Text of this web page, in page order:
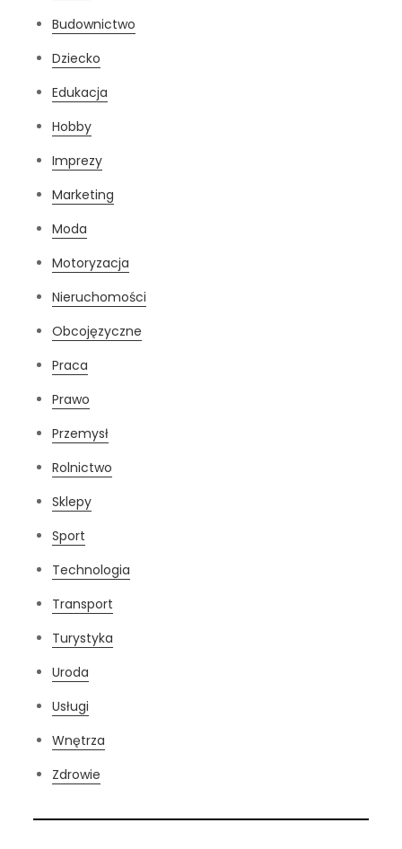
Budownictwo
Dziecko
Edukacja
Hobby
Imprezy
Marketing
Moda
Motoryzacja
Nieruchomości
Obcojęzyczne
Praca
Prawo
Przemysł
Rolnictwo
Sklepy
Sport
Technologia
Transport
Turystyka
Uroda
Usługi
Wnętrza
Zdrowie